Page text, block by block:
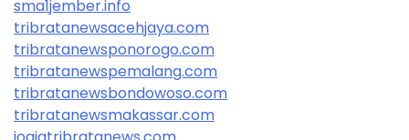
sma1jember.info
tribratanewsacehjaya.com
tribratanewsponorogo.com
tribratanewspemalang.com
tribratanewsbondowoso.com
tribratanewsmakassar.com